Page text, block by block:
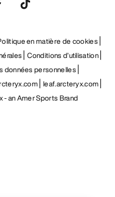
en matière de cookies
Conditions d’utilisation
données personnelles
leaf.arcteryx.com
- an Amer Sports Brand